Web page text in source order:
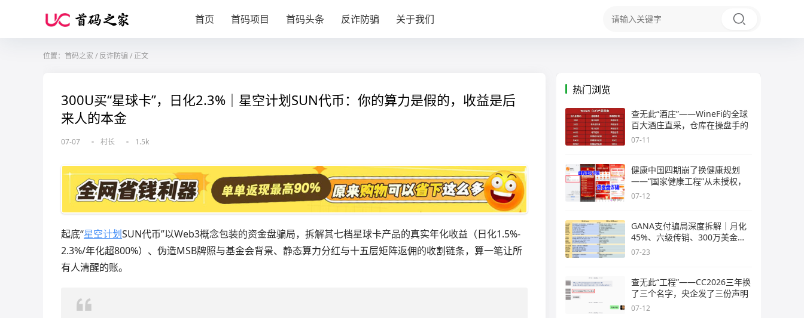
首页 首码项目 首码头条 反诈防骗 关于我们
位置： 首码之家 / 反诈防骗 /正文
300U买“星球卡”，日化2.3%｜星空计划SUN代币：你的算力是假的，收益是后
来人的本金
07-07 村长 1.5k
起底“星空计划SUN代币”以Web3概念包装的资金盘骗局，拆解其七档星球卡产品的真实年化收益（日化1.5%-
2.3%/年化超800%）、伪造MSB牌照与基金会背景、静态算力分红与十五层矩阵返佣的收割链条，算一笔让所
有人清醒的账。
热门浏览
查无此“酒庄”——WineFi的全球
百大酒庄直采，仓库在操盘手的
07-11
健康中国四期崩了换健康规划
——“国家健康工程”从未授权，
07-12
GANA支付骗局深度拆解｜月化
45%、六级传销、300万美金窟
窿，拉菲
07-23
查无此“工程”——CC2026三年换
了三个名字，央企发了三份声明
07-12